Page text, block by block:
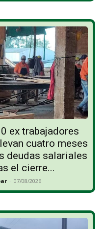
ex trabajadores
cuatro meses
deudas salariales
el cierre...
- 07/08/2026